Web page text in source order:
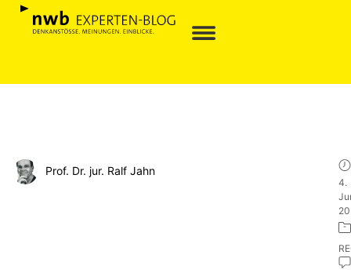
Prof. Dr. jur. Ralf Jahn
4.